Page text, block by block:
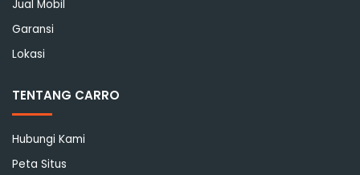
Jual Mobil
Garansi
Lokasi
TENTANG CARRO
Hubungi Kami
Peta Situs